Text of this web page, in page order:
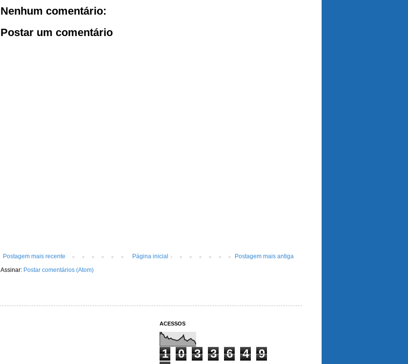
Nenhum comentário:
Postar um comentário
Postagem mais recente Postagem mais antiga
Página inicial
Assinar: Postar comentários (Atom)
ACESSOS
1 0 3 3 6 4
9